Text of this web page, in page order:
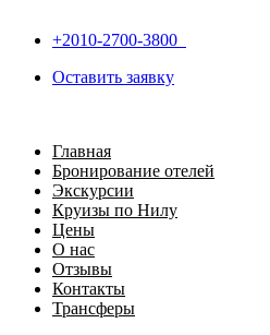
+2010-2700-3800
Оставить заявку
Главная
Бронирование отелей
Экскурсии
Круизы по Нилу
Цены
О нас
Отзывы
Контакты
Трансферы